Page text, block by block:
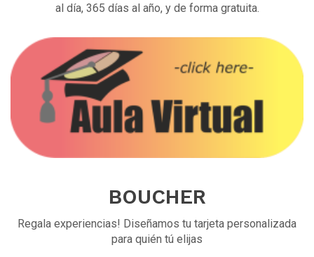
al día, 365 días al año, y de forma gratuita.
BOUCHER
Regala experiencias! Diseñamos tu tarjeta personalizada
para quién tú elijas